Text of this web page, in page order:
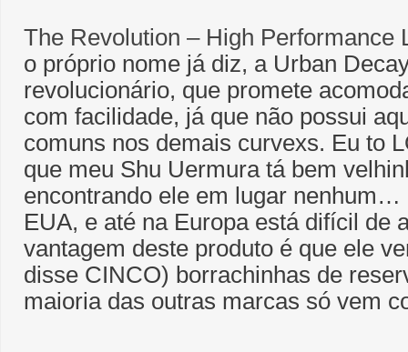
The Revolution – High Performance
o próprio nome já diz, a Urban
revolucionário, que promete
com facilidade, já que não possui
comuns nos demais curvexs. Eu to
que meu Shu Uermura tá bem
encontrando ele em lugar nenhum…
EUA, e até na Europa está difícil de
vantagem deste produto é que ele
disse CINCO) borrachinhas de
maioria das outras marcas só vem